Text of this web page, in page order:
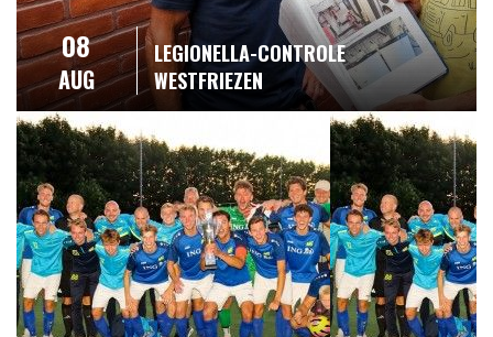
08
AUG
LEGIONELLA-CONTROLE
WESTFRIEZEN